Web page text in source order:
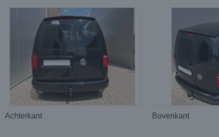
Achterkant Bovenkant